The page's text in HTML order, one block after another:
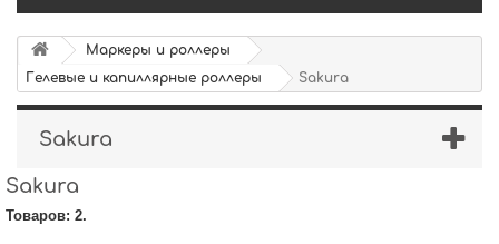
Маркеры и роллеры
Гелевые и капиллярные роллеры
Sakura
Sakura
Sakura
Товаров: 2.